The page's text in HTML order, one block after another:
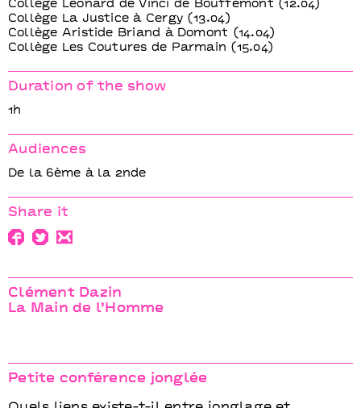
Clément Dazin
La Main de l’Homme
Petite conférence jonglée
Collège Léonard de Vinci de Bouffémont (12.04)
Collège La Justice à Cergy (13.04)
Collège Aristide Briand à Domont (14.04)
Collège Les Coutures de Parmain (15.04)
Duration of the show
1h
Audiences
De la 6ème à la 2nde
Share it